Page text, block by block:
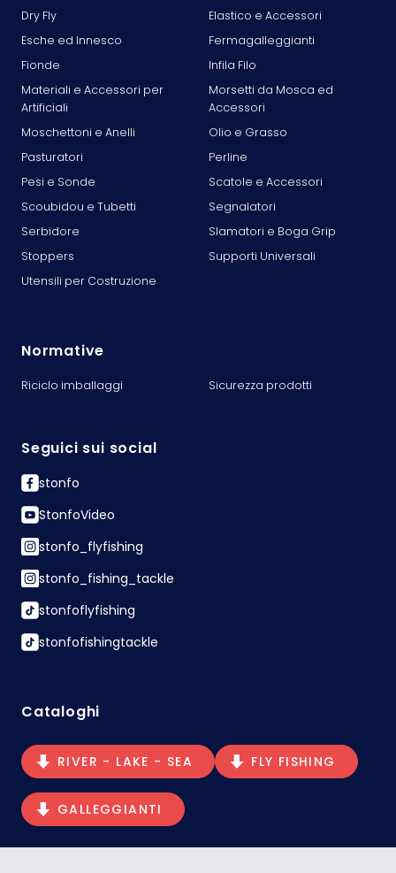
Dry Fly
Elastico e Accessori
Esche ed Innesco
Fermagalleggianti
Fionde
Infila Filo
Materiali e Accessori per
Artificiali
Morsetti da Mosca ed
Accessori
Moschettoni e Anelli
Olio e Grasso
Pasturatori
Perline
Pesi e Sonde
Scatole e Accessori
Scoubidou e Tubetti
Segnalatori
Serbidore
Slamatori e Boga Grip
Stoppers
Supporti Universali
Utensili per Costruzione
Normative
Riciclo imballaggi Sicurezza prodotti
Seguici sui social
stonfo
StonfoVideo
stonfo_flyfishing
stonfo_fishing_tackle
stonfoflyfishing
stonfofishingtackle
Cataloghi
RIVER - LAKE - SEA FLY FISHING
GALLEGGIANTI